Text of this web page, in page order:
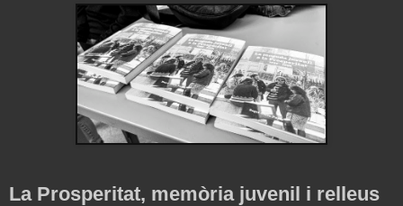
La Prosperitat, memòria juvenil i relleus